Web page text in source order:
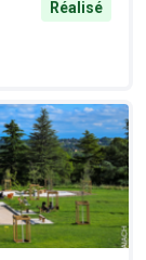
Réalisé